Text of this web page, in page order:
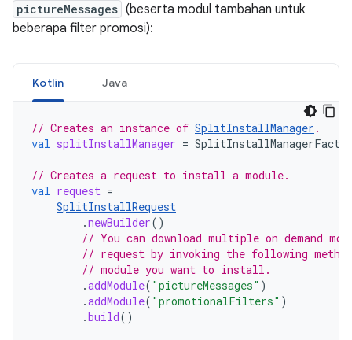
pictureMessages (beserta modul tambahan untuk
beberapa filter promosi):
Kotlin Java
// Creates an instance of SplitInstallManager .
val splitInstallManager =
// Creates a request to install a module.
val request =
SplitInstallRequest
.newBuilder()
// You can download multiple on demand
// request by invoking the following
// module you want to install.
.addModule( "pictureMessages" )
.addModule( "promotionalFilters" )
.build()